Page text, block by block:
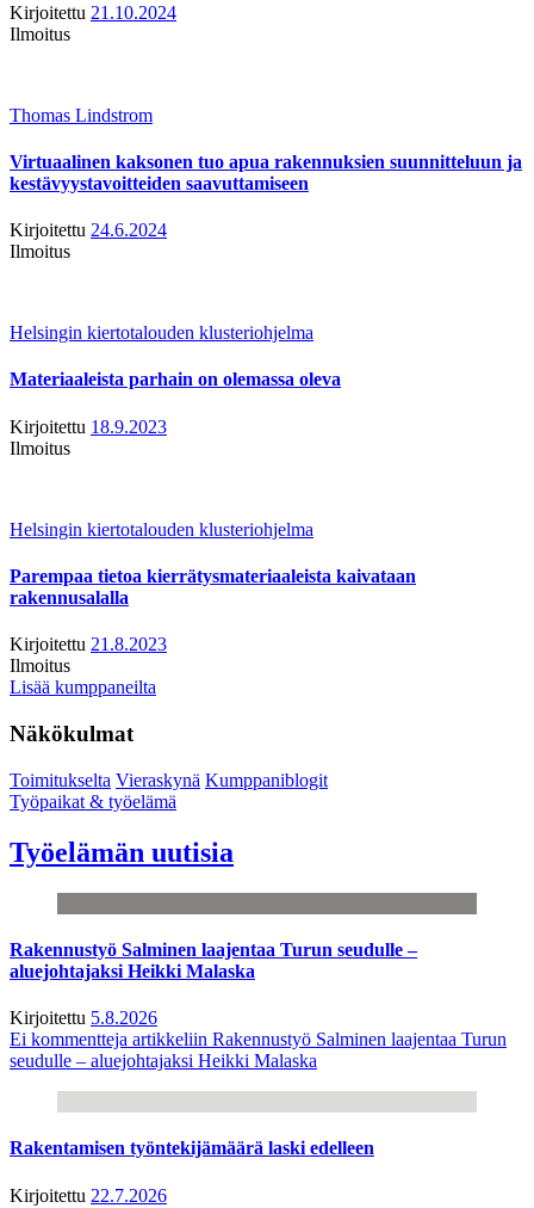
Kirjoitettu 21.10.2024
Ilmoitus
Thomas Lindstrom
Virtuaalinen kaksonen tuo apua rakennuksien suunnitteluun ja
kestävyystavoitteiden saavuttamiseen
Kirjoitettu 24.6.2024
Ilmoitus
Helsingin kiertotalouden klusteriohjelma
Materiaaleista parhain on olemassa oleva
Kirjoitettu 18.9.2023
Ilmoitus
Helsingin kiertotalouden klusteriohjelma
Parempaa tietoa kierrätysmateriaaleista kaivataan
rakennusalalla
Kirjoitettu 21.8.2023
Ilmoitus
Lisää kumppaneilta
Näkökulmat
Toimitukselta Vieraskynä Kumppaniblogit
Työpaikat & työelämä
Työelämän uutisia
Rakennustyö Salminen laajentaa Turun seudulle –
aluejohtajaksi Heikki Malaska
Kirjoitettu 5.8.2026
Ei kommentteja artikkeliin Rakennustyö Salminen laajentaa Turun
seudulle – aluejohtajaksi Heikki Malaska
Rakentamisen työntekijämäärä laski edelleen
Kirjoitettu 22.7.2026